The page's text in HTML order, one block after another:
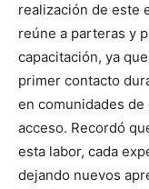
realización de este
reúne a parteras y
capacitación, ya
primer contacto
en comunidades de
acceso. Recordó
esta labor, cada
dejando nuevos